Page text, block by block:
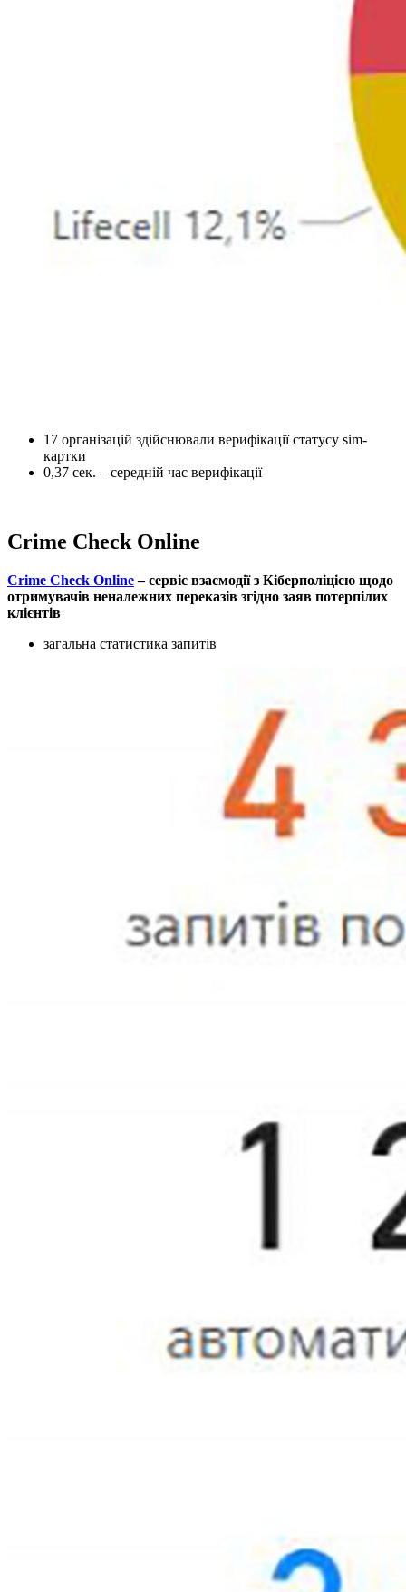
17 організацій здійснювали верифікації статусу sim-
картки
0,37 сек. – середній час верифікації
Crime Check Online
Crime Check Online– сервіс взаємодії з Кіберполіцією щодо
отримувачів неналежних переказів згідно заяв потерпілих
клієнтів
загальна статистика запитів